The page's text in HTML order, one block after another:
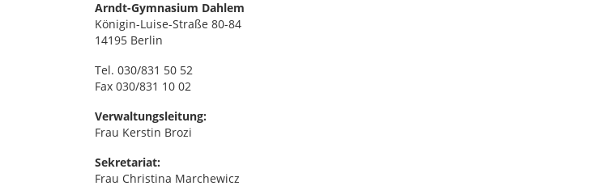
Arndt-Gymnasium Dahlem
Königin-Luise-Straße 80-84
14195 Berlin
Tel. 030/831 50 52
Fax 030/831 10 02
Verwaltungsleitung:
Frau Kerstin Brozi
Sekretariat:
Frau Christina Marchewicz